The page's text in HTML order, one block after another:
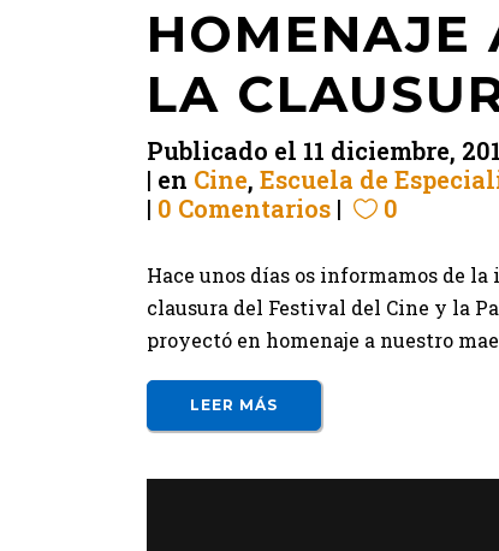
HOMENAJE
LA
Publicado el 11 diciembre,
en Cine, Escuela de
0 Comentarios
0
Hace unos días os informamos de
clausura del Festival del Cine y la
proyectó en homenaje a nuestro
LEER MÁS